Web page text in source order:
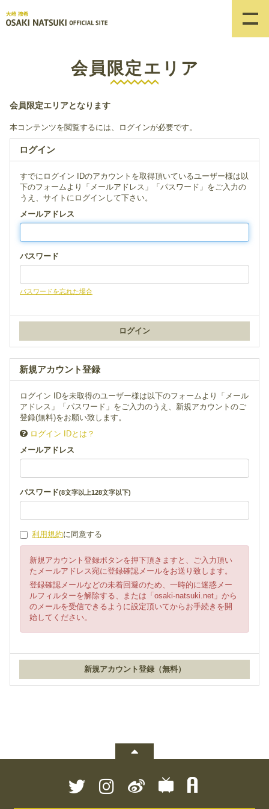
会員限定エリア
会員限定エリアとなります
本コンテンツを閲覧するには、ログインが必要です。
ログイン
すでにログイン IDのアカウントを取得頂いているユーザー様は以
下のフォームより「メールアドレス」「パスワード」をご入力の
うえ、サイトにログインして下さい。
メールアドレス
パスワード
パスワードを忘れた場合
新規アカウント登録
ログイン IDを未取得のユーザー様は以下のフォームより「メール
アドレス」「パスワード」をご入力のうえ、新規アカウントのご
登録(無料)をお願い致します。
ログイン IDとは？
メールアドレス
パスワード(8文字以上128文字以下)
利用規約に同意する
新規アカウント登録ボタンを押下頂きますと、ご入力頂い
たメールアドレス宛に登録確認メールをお送り致します。
登録確認メールなどの未着回避のため、一時的に迷惑メー
ルフィルターを解除する、または「osaki-natsuki.net」から
のメールを受信できるように設定頂いてからお手続きを開
始してください。